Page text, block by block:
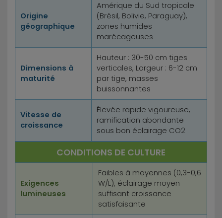
Origine
géographique
Amérique du Sud tropicale
(Brésil, Bolivie, Paraguay),
zones humides
marécageuses
Dimensions à
maturité
Hauteur : 30-50 cm tiges
verticales, Largeur : 6-12 cm
par tige, masses
buissonnantes
Vitesse de
croissance
Élevée rapide vigoureuse,
ramification abondante
sous bon éclairage CO2
CONDITIONS DE CULTURE
Exigences
lumineuses
Faibles à moyennes (0,3-0,6
W/L), éclairage moyen
suffisant croissance
satisfaisante